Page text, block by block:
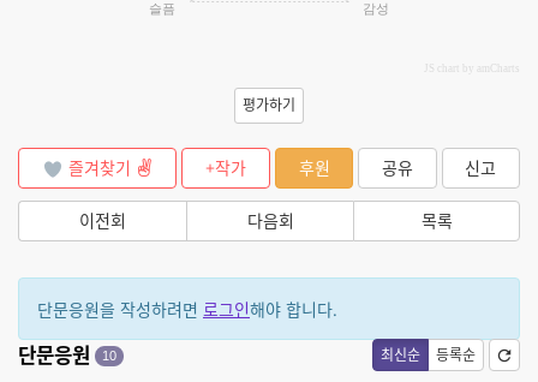
감성
슬픔
JS chart by amCharts
평가하기
즐겨찾기 +작가 후원 공유 신고
이전회 다음회 목록
단문응원을 작성하려면 로그인해야 합니다.
최신순 등록순
단문응원 10